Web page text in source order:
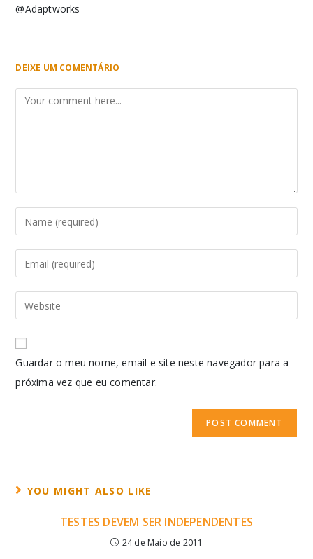
@Adaptworks
DEIXE UM COMENTÁRIO
Guardar o meu nome, email e site neste navegador para a
próxima vez que eu comentar.
YOU MIGHT ALSO LIKE
TESTES DEVEM SER INDEPENDENTES
24 de Maio de 2011